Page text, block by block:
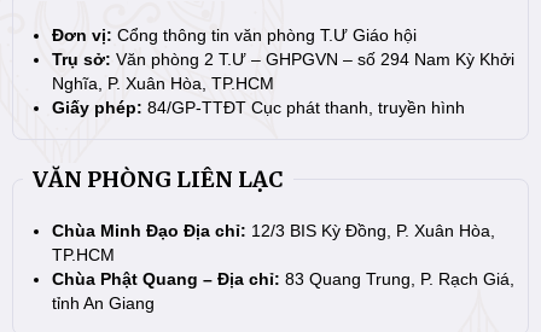
Đơn vị: Cổng thông tin văn phòng T.Ư Giáo hội
Trụ sở: Văn phòng 2 T.Ư – GHPGVN – số 294 Nam Kỳ Khởi
Nghĩa, P. Xuân Hòa, TP.HCM
Giấy phép: 84/GP-TTĐT Cục phát thanh, truyền hình
VĂN PHÒNG LIÊN LẠC
Chùa Minh Đạo Địa chỉ: 12/3 BIS Kỳ Đồng, P. Xuân Hòa,
TP.HCM
Chùa Phật Quang – Địa chỉ: 83 Quang Trung, P. Rạch Giá,
tỉnh An Giang